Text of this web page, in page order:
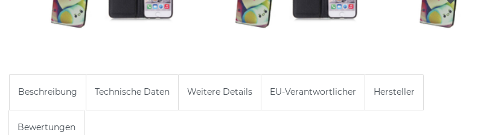
Beschreibung Technische Daten Weitere Details EU-Verantwortlicher Hersteller
Bewertungen